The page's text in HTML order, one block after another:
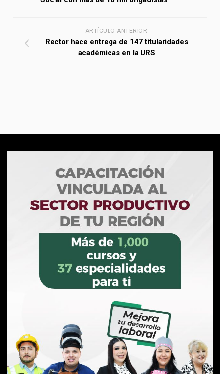
ARTÍCULO ANTERIOR
Rector hace entrega de 147 titularidades
académicas en la URS